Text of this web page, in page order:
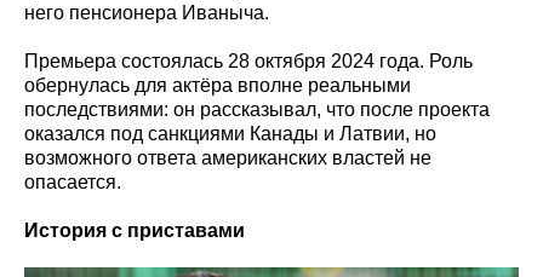
него пенсионера Иваныча.
Премьера состоялась 28 октября 2024 года. Роль
обернулась для актёра вполне реальными
последствиями: он рассказывал, что после проекта
оказался под санкциями Канады и Латвии, но
возможного ответа американских властей не
опасается.
История с приставами